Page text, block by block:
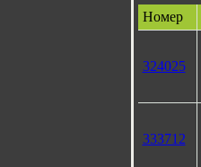
Номер
324025
333712